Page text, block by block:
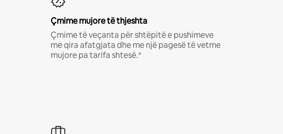
Çmime mujore të thjeshta
Çmime të veçanta për shtëpitë e pushimeve
me qira afatgjata dhe me një pagesë të vetme
mujore pa tarifa shtesë.*